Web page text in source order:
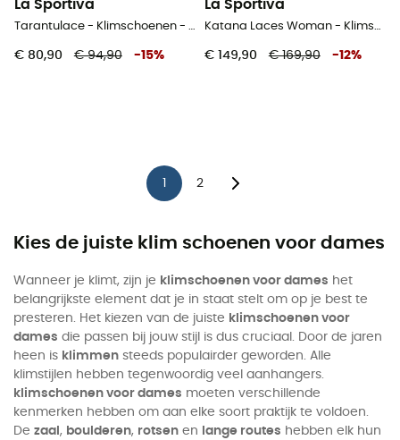
La Sportiva
Tarantulace - Klimschoenen - Dames
€ 80,90 € 94,90 -15%
La Sportiva
Katana Laces Woman - Klimschoenen - Dames
€ 149,90 € 169,90 -12%
2
Kies de juiste klim schoenen voor dames
Wanneer je klimt, zijn je klimschoenen voor dames het
belangrijkste element dat je in staat stelt om op je best te
presteren. Het kiezen van de juiste klimschoenen voor
dames die passen bij jouw stijl is dus cruciaal. Door de jaren
heen is klimmen steeds populairder geworden. Alle
klimstijlen hebben tegenwoordig veel aanhangers.
klimschoenen voor dames moeten verschillende
kenmerken hebben om aan elke soort praktijk te voldoen.
De zaal , boulderen, rotsen en lange routes hebben elk hun